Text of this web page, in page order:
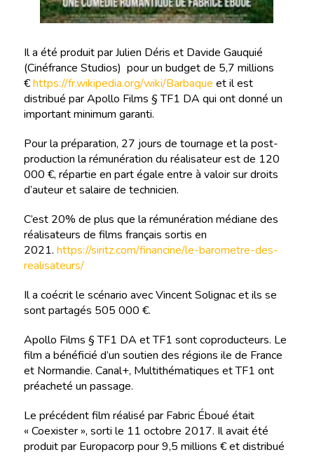
Il a été produit par Julien Déris et Davide Gauquié
(Cinéfrance Studios) pour un budget de 5,7 millions
€https://fr.wikipedia.org/wiki/Barbaque et il est
distribué par Apollo Films § TF1 DA qui ont donné un
important minimum garanti.
Pour la préparation, 27 jours de tournage et la post-
production la rémunération du réalisateur est de 120
000 €, répartie en part égale entre à valoir sur droits
d’auteur et salaire de technicien.
C’est 20% de plus que la rémunération médiane des
réalisateurs de films français sortis en
2021. https://siritz.com/financine/le-barometre-des-
realisateurs/
Il a coécrit le scénario avec Vincent Solignac et ils se
sont partagés 505 000 €.
Apollo Films § TF1 DA et TF1 sont coproducteurs. Le
film a bénéficié d’un soutien des régions ile de France
et Normandie. Canal+, Multithématiques et TF1 ont
préacheté un passage.
Le précédent film réalisé par Fabric Éboué était
« Coexister », sorti le 11 octobre 2017. Il avait été
produit par Europacorp pour 9,5 millions € et distribué